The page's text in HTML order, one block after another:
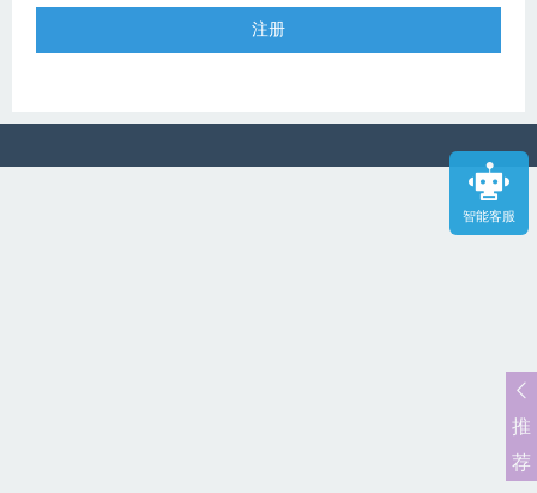
智能客服